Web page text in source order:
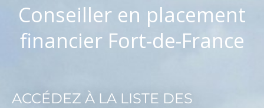
Conseiller en placement
financier Fort-de-France
ACCÉDEZ À LA LISTE DES